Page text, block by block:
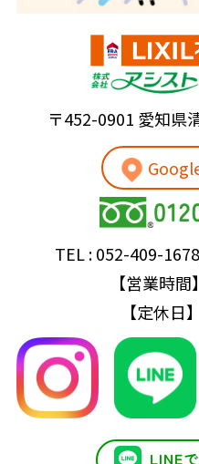
〒452-0901 愛知県
TEL : 052-409-
【営業時
【定休日